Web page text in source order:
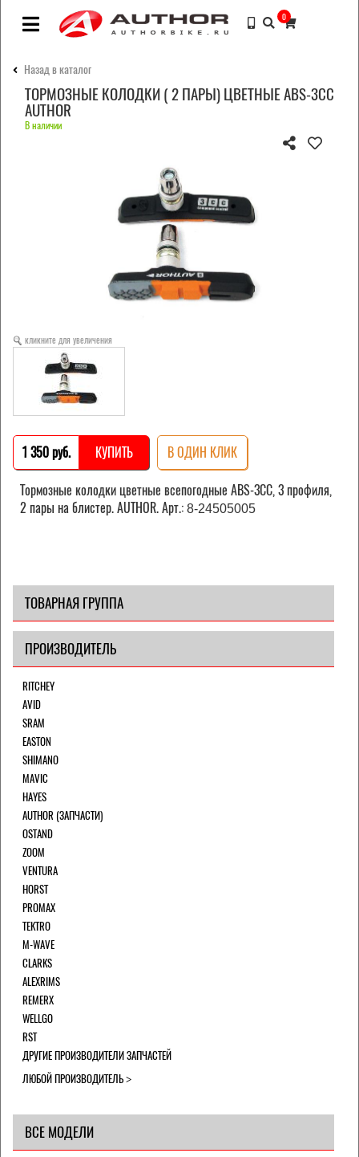
0
Назад в каталог
ТОРМОЗНЫЕ КОЛОДКИ ( 2 ПАРЫ) ЦВЕТНЫЕ ABS-3CC
AUTHOR
В наличии
кликните для увеличения
1 350 pуб. КУПИТЬ В ОДИН КЛИК
Тормозные колодки цветные всепогодные ABS-3CC, 3 профиля,
2 пары на блистер. AUTHOR. Арт.: 8-24505005
ТОВАРНАЯ ГРУППА
ПРОИЗВОДИТЕЛЬ
RITCHEY
AVID
SRAM
EASTON
SHIMANO
MAVIC
HAYES
AUTHOR (ЗАПЧАСТИ)
OSTAND
ZOOM
VENTURA
HORST
PROMAX
TEKTRO
M-WAVE
CLARKS
ALEXRIMS
REMERX
WELLGO
RST
ДРУГИЕ ПРОИЗВОДИТЕЛИ ЗАПЧАСТЕЙ
ЛЮБОЙ ПРОИЗВОДИТЕЛЬ
ВСЕ МОДЕЛИ